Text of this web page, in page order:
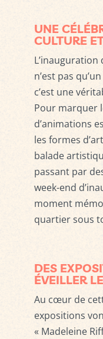
UNE
CULTURE
n’est pas
c’est une
Pour marquer
d’animations
les formes
balade
passant par
week-end
moment
quartier sous
DES
ÉVEILLER
Au cœur de
expositions
« Madeleine